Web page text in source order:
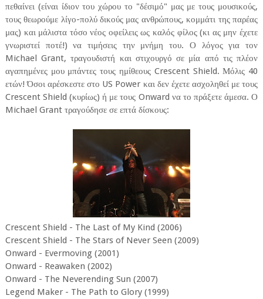
πεθαίνει (είναι ίδιον του χώρου το "δέσιμό" μας με τους μουσικούς,
τους θεωρούμε λίγο-πολύ δικούς μας ανθρώπους, κομμάτι της παρέας
μας) και μάλιστα τόσο νέος οφείλεις ως καλός φίλος (κι ας μην έχετε
γνωριστεί ποτέ!) να τιμήσεις την μνήμη του. Ο λόγος για τον
Michael Grant, τραγουδιστή και στιχουργό σε μία από τις πλέον
αγαπημένες μου μπάντες τους ημίθεους Crescent Shield. Μόλις 40
ετών! Όσοι αρέσκεστε στο US Power και δεν έχετε ασχοληθεί με τους
Crescent Shield (κυρίως) ή με τους Onward να το πράξετε άμεσα. Ο
Michael Grant τραγούδησε σε επτά δίσκους:
Crescent Shield - The Last of My Kind (2006)
Crescent Shield - The Stars of Never Seen (2009)
Onward - Evermoving (2001)
Onward - Reawaken (2002)
Onward - The Neverending Sun (2007)
Legend Maker - The Path to Glory (1999)